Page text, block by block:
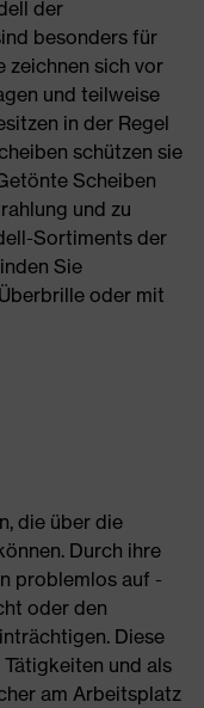
der
besonders für
zeichnen sich vor
und teilweise
in der Regel
schützen sie
Scheiben
und zu
Sortiments der
Sie
oder mit
die über die
Durch ihre
problemlos auf -
oder den
Diese
und als
am Arbeitsplatz